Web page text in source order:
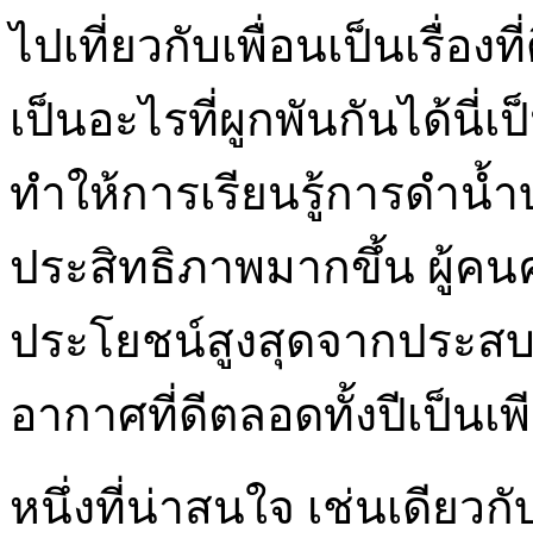
ไปเที่ยวกับเพื่อนเป็นเรื่อง
เป็นอะไรที่ผูกพันกันได้นี่เ
ทำให้การเรียนรู้การดำน้
ประสิทธิภาพมากขึ้น ผู้คน
ประโยชน์สูงสุดจากประ
อากาศที่ดีตลอดทั้งปีเป็นเ
หนึ่งที่น่าสนใจ เช่นเดียว